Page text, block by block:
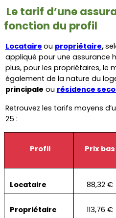
Le tarif d’une
fonction du profil
Locataire ou propriétaire,
appliqué pour une assurance
plus, pour les propriétaires, le
également de la nature du
principale ou résidence
Retrouvez les tarifs moyens
25 :
Profil Prix bas
Locataire 88,32 €
Propriétaire 113,76 €